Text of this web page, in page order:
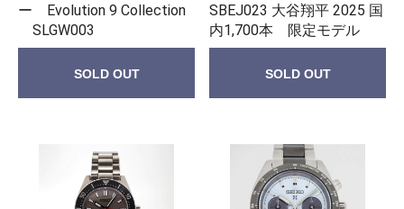
ー Evolution 9 Collection
SLGW003
SOLD OUT
SBEJ023 大谷翔平 2025 国
内1,700本 限定モデル
SOLD OUT